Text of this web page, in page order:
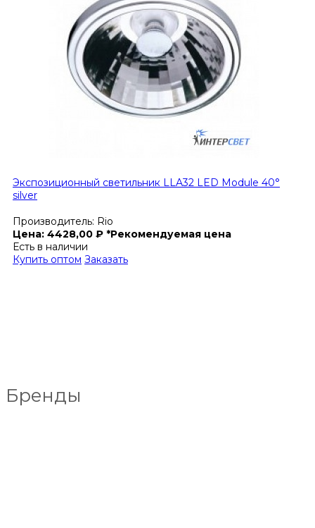
Экспозиционный светильник LLA32 LED Module 40°
silver
Производитель: Rio
Цена: 4428,00 ₽ *Рекомендуемая цена
Есть в наличии
Купить оптом Заказать
Бренды